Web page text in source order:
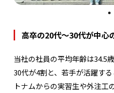
高卒の20代〜30代が中心
当社の社員の平均年齢は34.5
30代が4割と、若手が活躍す
トナムからの実習生や外注工